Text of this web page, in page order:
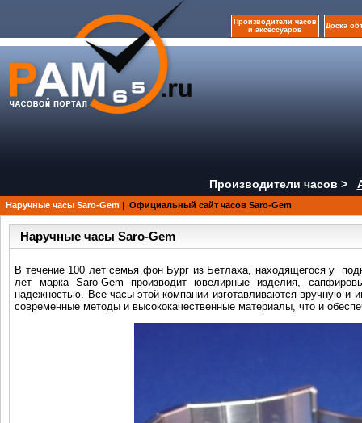
Производители часов
и аксессуаров
Доска
Производители часов >
Наручные часы Saro-Gem | Официальный сайт часов Saro-Gem
Наручные часы Saro-Gem
В течение 100 лет семья фон Бург из Бетлаха, находящегося у
лет марка Saro-Gem производит ювелирные изделия,
надежностью. Все часы этой компании изготавливаются вручную и
современные методы и высококачественные материалы, что и